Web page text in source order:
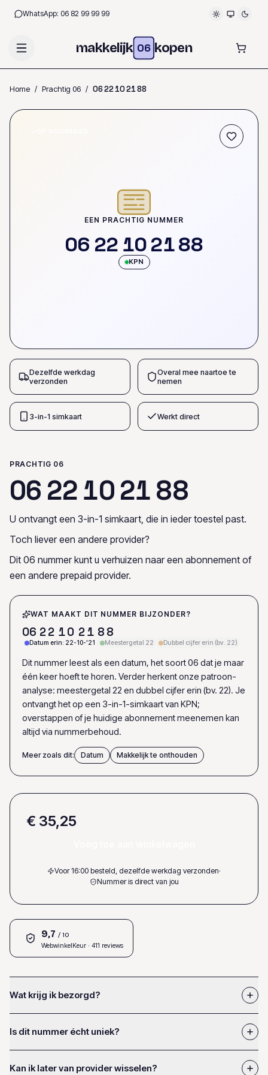
WhatsApp: 06 82 99 99 99
makkelijk 06 kopen
Home / Prachtig 06 / 0622102188
EEN PRACHTIG NUMMER
06 22 102188
KPN
Dezelfde werkdag
verzonden
Overal mee naartoe te
nemen
3-in-1 simkaart Werkt direct
PRACHTIG 06
06 22102188
U ontvangt een 3-in-1 simkaart, die in ieder toestel past.
Toch liever een andere provider?
Dit 06 nummer kunt u verhuizen naar een abonnement of
een andere prepaid provider.
WAT MAAKT DIT NUMMER BIJZONDER?
06 22 10 21 8 8
Datum erin: 22-10-'21 Meestergetal 22 Dubbel cijfer erin (bv. 22)
Dit nummer leest als een datum, het soort 06 dat je maar
één keer hoeft te horen. Verder herkent onze patroon-
analyse: meestergetal 22 en dubbel cijfer erin (bv. 22). Je
ontvangt het op een 3-in-1-simkaart van KPN;
overstappen of je huidige abonnement meenemen kan
altijd via nummerbehoud.
Meer zoals dit: Datum Makkelijk te onthouden
€ 35,25
Voor 16:00 besteld, dezelfde werkdag verzonden·
Nummer is direct van jou
9,7 / 10
WebwinkelKeur · 411 reviews
Wat krijg ik bezorgd?
Is dit nummer écht uniek?
Kan ik later van provider wisselen?